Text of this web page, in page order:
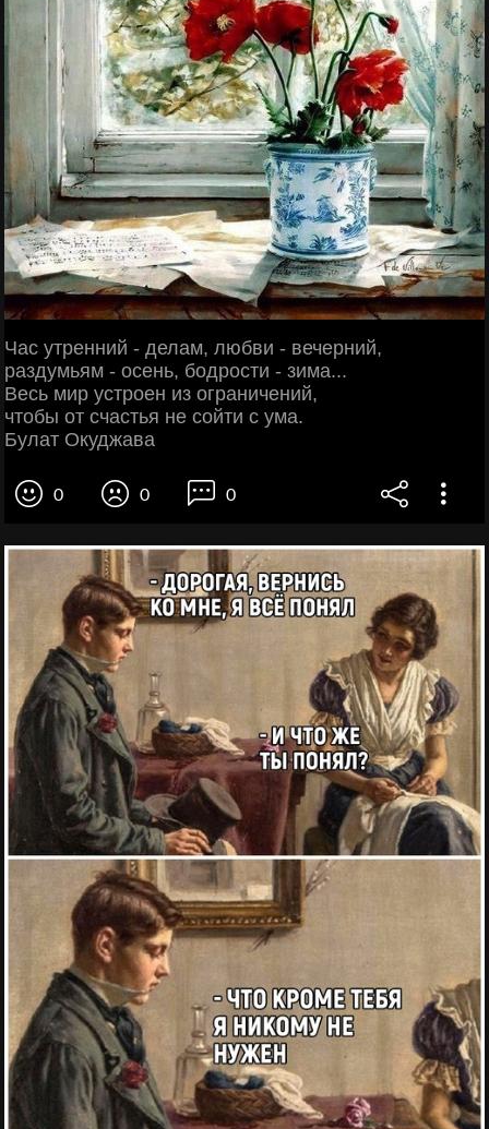
Час утренний - делам, любви - вечерний,
раздумьям - осень, бодрости - зима...
Весь мир устроен из ограничений,
чтобы от счастья не сойти с ума.
Булат Окуджава
0 0 0